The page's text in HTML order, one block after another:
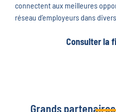
connectent aux meilleures
réseau d’employeurs dans
Consulter la
Grands